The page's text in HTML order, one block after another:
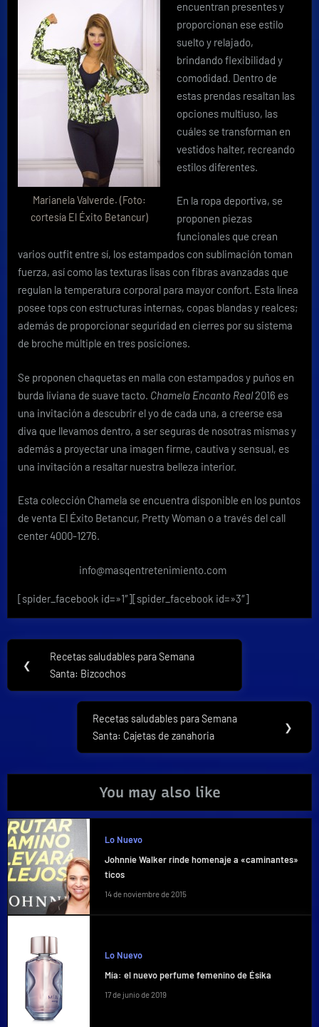
Marianela Valverde. (Foto:
cortesía El Éxito Betancur)
encuentran presentes y
proporcionan ese estilo
suelto y relajado,
brindando flexibilidad y
comodidad. Dentro de
estas prendas resaltan las
opciones multiuso, las
cuáles se transforman en
vestidos halter, recreando
estilos diferentes.
En la ropa deportiva, se
proponen piezas
funcionales que crean
varios outfit entre sí, los estampados con sublimación toman
fuerza, así como las texturas lisas con fibras avanzadas que
regulan la temperatura corporal para mayor confort. Esta línea
posee tops con estructuras internas, copas blandas y realces;
además de proporcionar seguridad en cierres por su sistema
de broche múltiple en tres posiciones.
Se proponen chaquetas en malla con estampados y puños en
burda liviana de suave tacto. Chamela Encanto Real 2016 es
una invitación a descubrir el yo de cada una, a creerse esa
diva que llevamos dentro, a ser seguras de nosotras mismas y
además a proyectar una imagen firme, cautiva y sensual, es
una invitación a resaltar nuestra belleza interior.
Esta colección Chamela se encuentra disponible en los puntos
de venta El Éxito Betancur, Pretty Woman o a través del call
center 4000-1276.
info@masqentretenimiento.com
[spider_facebook id=»1″][spider_facebook id=»3″]
Navegación
de
entradas
❮
Previous
Post:
Recetas saludables para Semana
Santa: Bizcochos
Next
Post:
Recetas saludables para Semana
Santa: Cajetas de zanahoria
❯
You may also like
Lo Nuevo
Johnnie Walker rinde homenaje a «caminantes»
ticos
14 de noviembre de 2015
Lo Nuevo
Mía: el nuevo perfume femenino de Ésika
17 de junio de 2019